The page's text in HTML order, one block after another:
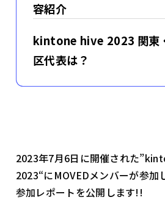
容紹介
kintone hive 2023 関東
区代表は？
2023年7月6日に開催された
2023“にMOVEDメンバーが参加
参加レポートを公開します!!